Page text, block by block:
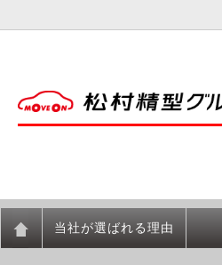
当社が選ばれる理由